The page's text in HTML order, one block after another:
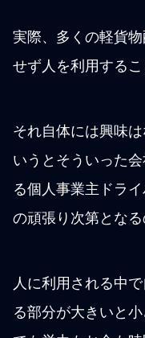
実際、多くの軽貨
せず人を利用するこ
それ自体には興味
いうとそういった
る個人事業主ドラ
の頑張り次第となる
人に利用される中
る部分が大きいと